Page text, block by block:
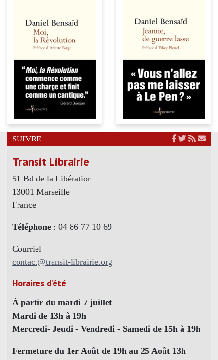
SUIVRE
Transit Librairie
51 Bd de la Libération
13001 Marseille
France
Téléphone : 04 86 77 10 69
Courriel
contact@transit-librairie.org
Horaires d’été
À partir du mardi 7 juillet
Mardi de 13h à 19h
Mercredi- Jeudi - Vendredi - Samedi de 15h à 19h
Fermeture du 1er Août de 19h au 25 Août 13h